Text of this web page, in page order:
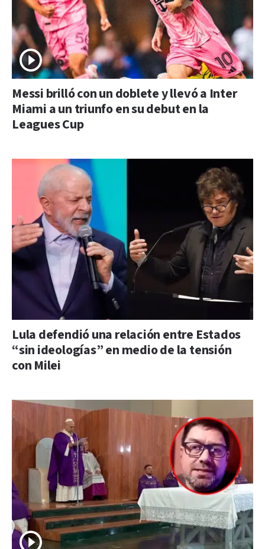
Messi brilló con un doblete y llevó a Inter
Miami a un triunfo en su debut en la
Leagues Cup
Lula defendió una relación entre Estados
“sin ideologías” en medio de la tensión
con Milei